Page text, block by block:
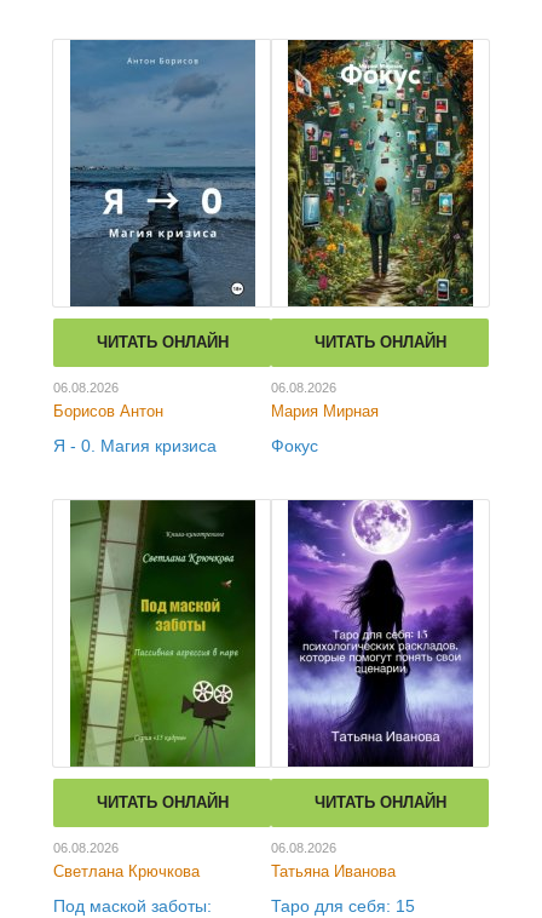
ЧИТАТЬ ОНЛАЙН
06.08.2026
Борисов Антон
Я - 0. Магия кризиса
ЧИТАТЬ ОНЛАЙН
06.08.2026
Мария Мирная
Фокус
ЧИТАТЬ ОНЛАЙН
06.08.2026
Светлана Крючкова
Под маской заботы:
ЧИТАТЬ ОНЛАЙН
06.08.2026
Татьяна Иванова
Таро для себя: 15